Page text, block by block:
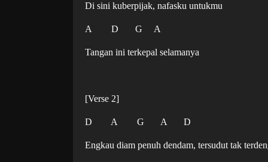
Di sini kuberpijak, nafasku untukmu
A D G A
Tangan ini terkepal selamanya
[Verse 2]
D A G A D
Engkau diam penuh dendam, tersudut tak